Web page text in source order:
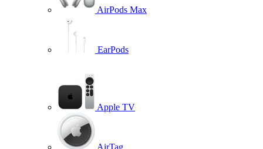
AirPods Max
EarPods
Apple TV